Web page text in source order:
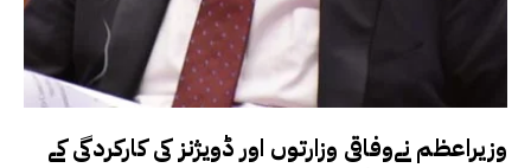
وزیراعظم نےوفاقی وزارتوں اور ڈویژنز کی کارکردگی کے